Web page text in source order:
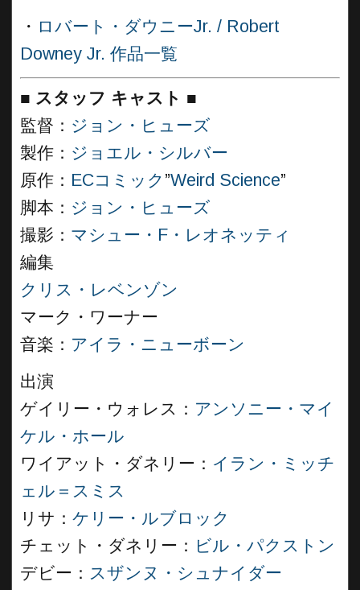
・ ロバート・ダウニーJr. / Robert
Downey Jr. 作品一覧
■ スタッフ キャスト ■
監督： ジョン・ヒューズ
製作： ジョエル・シルバー
原作： ECコミック ”Weird Science”
脚本： ジョン・ヒューズ
撮影： マシュー・F・レオネッティ
編集
クリス・レベンゾン
マーク・ワーナー
音楽： アイラ・ニューボーン
出演
ゲイリー・ウォレス： アンソニー・マイ
ケル・ホール
ワイアット・ダネリー： イラン・ミッチ
ェル＝スミス
リサ： ケリー・ルブロック
チェット・ダネリー： ビル・パクストン
デビー： スザンヌ・シュナイダー